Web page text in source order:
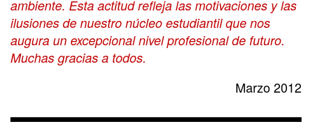
ambiente. Esta actitud refleja las motivaciones y las
ilusiones de nuestro núcleo estudiantil que nos
augura un excepcional nivel profesional de futuro.
Muchas gracias a todos.
Marzo 2012